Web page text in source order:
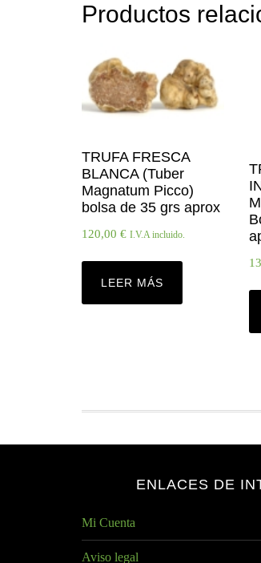
Productos
TRUFA FRESCA
BLANCA (Tuber
Magnatum Picco)
bolsa de 35 grs aprox
120,00 € I.V.A incluido.
LEER MÁS
ENLACES DE
Mi Cuenta
Aviso legal